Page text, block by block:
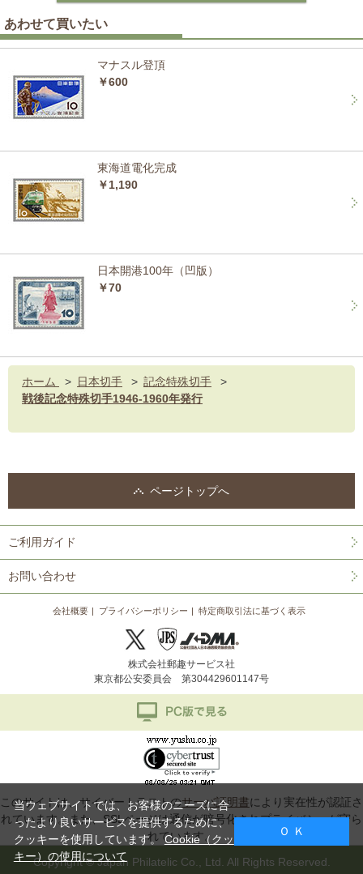
あわせて買いたい
マナスル登頂
￥600
東海道電化完成
￥1,190
日本開港100年（凹版）
￥70
ホーム > 日本切手 > 記念特殊切手
>
戦後記念特殊切手1946-1960年発行
ページトップへ
ご利用ガイド
お問い合わせ
会社概要 プライバシーポリシー 特定商取引法に基づく表示
株式会社郵趣サービス社
東京都公安委員会 第304429601147号
このサイトは、サイバートラストのサーバ証明書により実在性が認証さ
れています。また、SSLページは通信が暗号化されプライバシーが守ら
れています。
Copyright © Japan Philatelic Co., Ltd. All Rights Reserved.
当ウェブサイトでは、お客様のニーズに合
ったより良いサービスを提供するために、
クッキーを使用しています。Cookie（クッ
キー）の使用について
Ｏ Ｋ